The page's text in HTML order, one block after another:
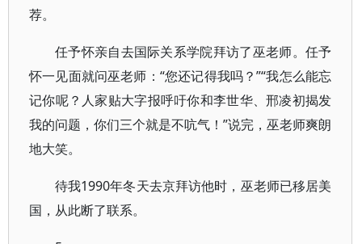
荐。
任予怀亲自去国际关系学院拜访了巫老师。任予
怀一见面就问巫老师：“您还记得我吗？”“我怎么能忘
记你呢？人家贴大字报呼吁你和李世华、邢凌初揭发
我的问题，你们三个就是不吭气！”说完，巫老师爽朗
地大笑。
待我1990年冬天去京拜访他时，巫老师已移居美
国，从此断了联系。